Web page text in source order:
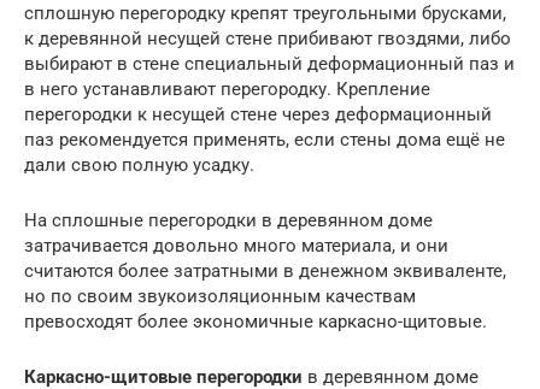
сплошную перегородку крепят треугольными брусками,
к деревянной несущей стене прибивают гвоздями, либо
выбирают в стене специальный деформационный паз и
в него устанавливают перегородку. Крепление
перегородки к несущей стене через деформационный
паз рекомендуется применять, если стены дома ещё не
дали свою полную усадку.
На сплошные перегородки в деревянном доме
затрачивается довольно много материала, и они
считаются более затратными в денежном эквиваленте,
но по своим звукоизоляционным качествам
превосходят более экономичные каркасно-щитовые.
Каркасно-щитовые перегородки в деревянном доме